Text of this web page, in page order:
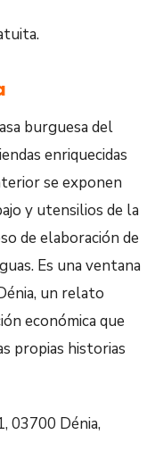
burguesa del
enriquecidas
se exponen
y utensilios de la
de elaboración de
Es una ventana
un relato
económica que
propias historias
03700 Dénia,